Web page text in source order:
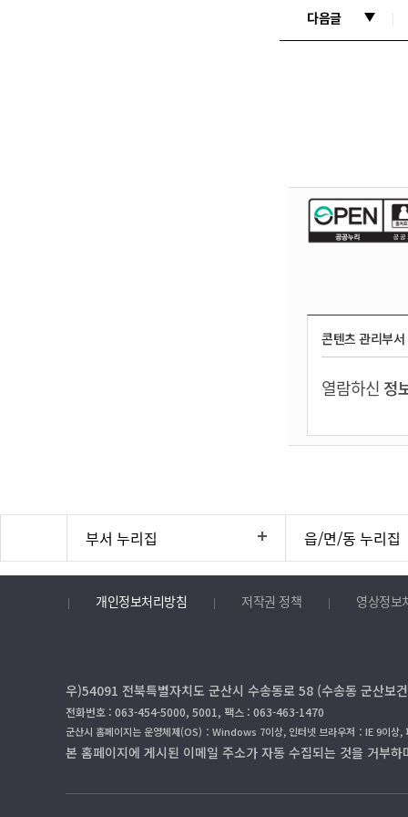
다음글
콘텐츠 관리부서
열람하신 정
부서 누리집 읍/면/동 누리집
개인정보처리방침 저작권 정책 영상정보
우)54091 전북특별자치도 군산시 수송동로 58 (수송동 군산보
전화번호 : 063-454-5000, 5001, 팩스 : 063-463-1470
군산시 홈페이지는 운영체제(OS)：Windows 7이상, 인터넷 브라우저：IE 9이상,
본 홈페이지에 게시된 이메일 주소가 자동 수집되는 것을 거부